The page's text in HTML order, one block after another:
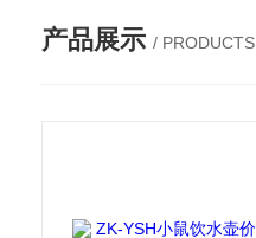
产品展示 / PRODUCTS